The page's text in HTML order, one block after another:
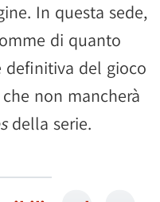
In questa sede,
di quanto
definitiva del gioco
non mancherà
della serie.